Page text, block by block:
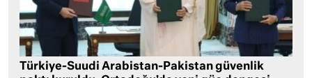
Türkiye-Suudi Arabistan-Pakistan güvenlik